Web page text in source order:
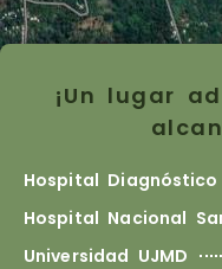
¡Un lugar
Hospital Diagnóstico
Hospital Nacional
Universidad UJMD